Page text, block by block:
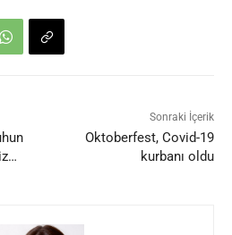
Sonraki İçerik
Oktoberfest, Covid-19
kurbanı oldu